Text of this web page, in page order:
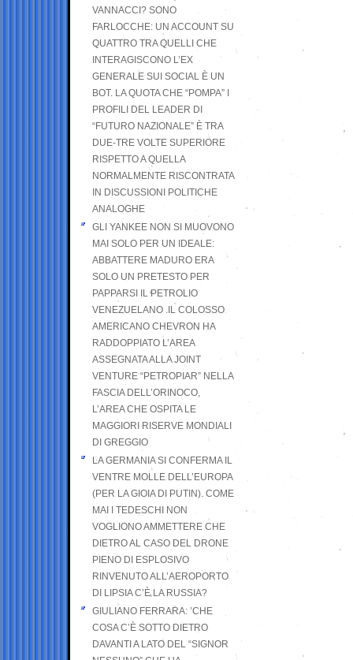
VANNACCI? SONO
FARLOCCHE: UN ACCOUNT SU
QUATTRO TRA QUELLI CHE
INTERAGISCONO L’EX
GENERALE SUI SOCIAL È UN
BOT. LA QUOTA CHE “POMPA” I
PROFILI DEL LEADER DI
“FUTURO NAZIONALE” È TRA
DUE-TRE VOLTE SUPERIORE
RISPETTO A QUELLA
NORMALMENTE RISCONTRATA
IN DISCUSSIONI POLITICHE
ANALOGHE
GLI YANKEE NON SI MUOVONO
MAI SOLO PER UN IDEALE:
ABBATTERE MADURO ERA
SOLO UN PRETESTO PER
PAPPARSI IL PETROLIO
VENEZUELANO .IL COLOSSO
AMERICANO CHEVRON HA
RADDOPPIATO L’AREA
ASSEGNATA ALLA JOINT
VENTURE “PETROPIAR” NELLA
FASCIA DELL’ORINOCO,
L’AREA CHE OSPITA LE
MAGGIORI RISERVE MONDIALI
DI GREGGIO
LA GERMANIA SI CONFERMA IL
VENTRE MOLLE DELL’EUROPA
(PER LA GIOIA DI PUTIN). COME
MAI I TEDESCHI NON
VOGLIONO AMMETTERE CHE
DIETRO AL CASO DEL DRONE
PIENO DI ESPLOSIVO
RINVENUTO ALL’AEROPORTO
DI LIPSIA C’È LA RUSSIA?
GIULIANO FERRARA: ’CHE
COSA C’È SOTTO DIETRO
DAVANTI A LATO DEL “SIGNOR